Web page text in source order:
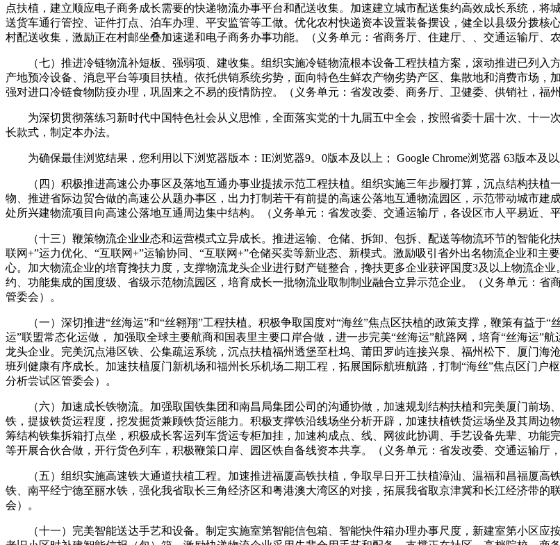
点扶植，建立顺应电子商务成长需要的快递物流办事平台和配送收集。加速建立城市配送集约高效成长系统，
送货车通行管控、证件打点、泊车办理、平安监管等工做。优化农村快递资本设置装备摆设，健全以县级分拨
村配送收集，激励正在村邮坐叠加速递和电子商务办事功能。（义务单元：省商务厅、住建厅、、交通运输厅、
（七）推进冷链物流补短板、强弱项、建收集。组织实施冷链物流根本设备工程扶植方案，滚动推进已列入
产地预冷设备、消息平台等项目扶植。依托供销系统劣势，面向特色生鲜农产物劣势产区、集散地和消费市场
强对进口冷链食物防疫办理，巩固来之不易的疫情防控。（义务单元：省发改委、商务厅、卫健委、供销社，福
为深切贯彻落练习新时代中国特色社会从义思惟，全面落实党的十九届五中全会，按照省委十届十次、十一
长款式，制定本办法。
为确保最佳浏览结果，您利用以下浏览器版本：IE浏览器9。0版本及以上； Google Chrome浏览器 63版本及以
（四）积极推进高速公办事区及落地互通办事业提拔示范工程扶植。组织实施三年步履打算，沉点结构扶植
物、推进省际边贸合做的高速公从题办事区，出力打制若干有前提的高速公落地互通物流园区，示范带动城市
处所兴建物流项目向高速公落地互通周边集中结构。（义务单元：省发改委、交通运输厅，各设区市人平易近、
（十三）鞭策物流企业业态和运营模式立异成长。推进运输、仓储、拆卸、包拆、配送等物流环节的智能化
联网+”运力优化、“互联网+”运输协同、“互联网+”仓储买卖等新业态、新模式。激励吸引省外出名物流企业和
心。加大物流企业的培育搀扶力度，支撑物流龙头企业进行财产链整合，搀扶更多企业获评国度3及以上物流企
约、功能集成的国度级、省级示范物流园区，培育成长一批物流业取制制业融合立异示范企业。（义务单元：
管委会）。
（一）深切推进“丝海运”和“丝翱翔”工程扶植。积极争取国度对“海丝”焦点区扶植的政策支撑，鞭策有益于“
运”联盟常态化运做， 加强取全球主要航商和国表里主要口岸合做，进一步完美“丝海运”航路网，培育“丝海运”
龙头企业。完美沉点港区铁、公集疏运系统，沉点扶植福州透堡至杜坞、莆田罗屿连接兴泉、福州松下、厦门海
班列健康有序成长。加速扶植厦门新机场和福州长乐机场二期工程，拓展国际航班航路，打制“海丝”焦点区门
分析尝试区管委会）。
（六）加速成长铁物流。加强取国铁集团和南昌局集团公司的沟通协做，加速规划结构扶植和完美厦门前场
铁，提拔铁货运程度，挖发掘货兼顾铁货运能力。积极支撑铁沿线场坐分析开辟，加速扶植铁货运场坐及其周
筹结构铁集拆箱打点坐，积极成长客运列车货运专柜加挂，加速构成点、线、网彼此协调、手艺设备先辈、功
等开展合伙合做，开行货色列车，积极鞭策口岸、园区铁自备线资本共享。（义务单元：省发改委、交通运输厅
（五）组织实施高速铁大通道扶植工程。加速推进福厦高铁扶植，争取早日开工扶植漳汕、温福和昌福厦高
铁、南平经宁德至丽水铁，强化我省取长三角经济区和粤港澳大湾区的对接，拓展我省取京津冀和长江经济带
会）。
（十一）完美智能送达手艺和设备。制定实施室第智能信包箱、智能快件箱办理办事尺度，新建室第小区应